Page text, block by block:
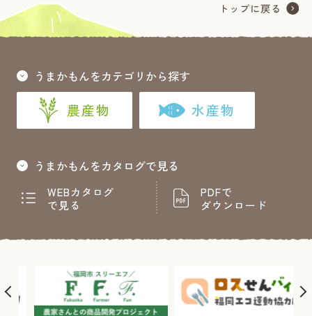
うまかもんをカテゴリから探す
農産物 水産物
うまかもんをカタログで見る
WEBカタログ
で見る
PDFで
ダウンロード